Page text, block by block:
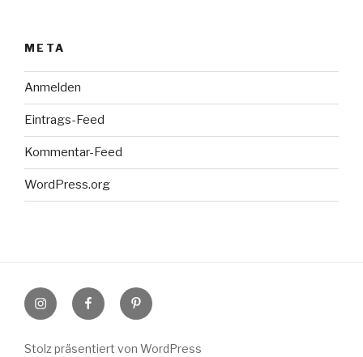
META
Anmelden
Eintrags-Feed
Kommentar-Feed
WordPress.org
InstagramFacebookPinterest
Stolz präsentiert von WordPress